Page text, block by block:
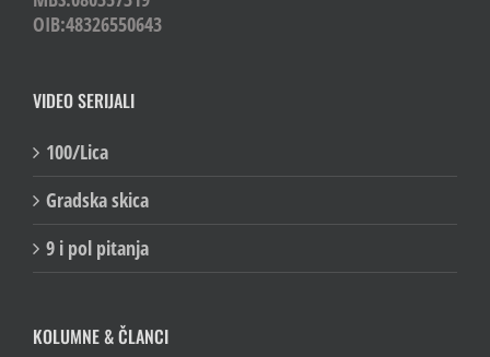
OIB:48326550643
VIDEO SERIJALI
100/Lica
Gradska skica
9 i pol pitanja
KOLUMNE & ČLANCI